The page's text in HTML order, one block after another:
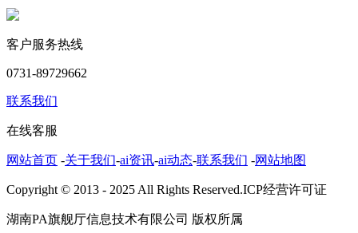
客户服务热线
0731-89729662
联系我们
在线客服
网站首页 -关于我们-ai资讯-ai动态-联系我们 -网站地图
Copyright © 2013 - 2025 All Rights Reserved.ICP经营许可证
湖南PA旗舰厅信息技术有限公司 版权所属